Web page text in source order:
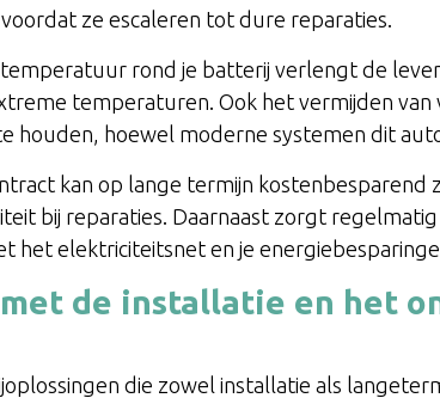
ze escaleren tot dure reparaties.
rond je batterij verlengt de
temperaturen. Ook het vermijden
houden, hoewel moderne systemen dit
kan op lange termijn kostenbesparend
bij reparaties. Daarnaast zorgt
het elektriciteitsnet en je
met de installatie en het
die zowel installatie als